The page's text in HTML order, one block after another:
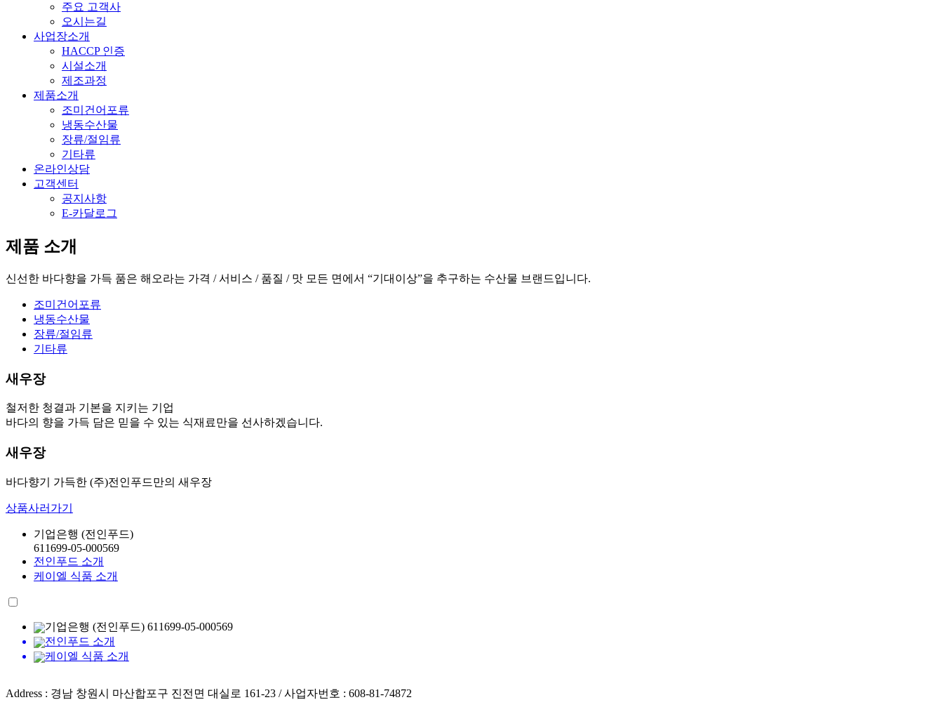
주요 고객사
오시는길
사업장소개
HACCP 인증
시설소개
제조과정
제품소개
조미건어포류
냉동수산물
장류/절임류
기타류
온라인상담
고객센터
공지사항
E-카달로그
제품 소개
신선한 바다향을 가득 품은 해오라는 가격 / 서비스 / 품질 / 맛 모든 면에서 “기대이상”을 추구하는 수산물 브랜드입니다.
조미건어포류
냉동수산물
장류/절임류
기타류
새우장
철저한 청결과 기본을 지키는 기업
바다의 향을 가득 담은 믿을 수 있는 식재료만을 선사하겠습니다.
새우장
바다향기 가득한 (주)전인푸드만의 새우장
상품사러가기
기업은행 (전인푸드)
611699-05-000569
전인푸드 소개
케이엘 식품 소개
기업은행 (전인푸드) 611699-05-000569
전인푸드 소개
케이엘 식품 소개
Address : 경남 창원시 마산합포구 진전면 대실로 161-23 / 사업자번호 : 608-81-74872